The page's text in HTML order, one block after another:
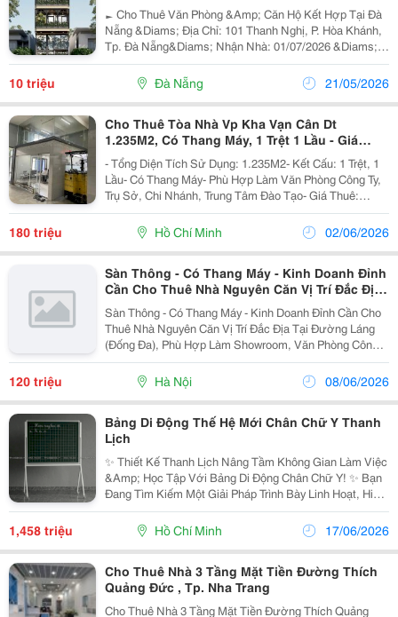
► Cho Thuê Văn Phòng &Amp; Căn Hộ Kết Hợp Tại Đà
Nẵng &Diams; Địa Chỉ: 101 Thanh Nghị, P. Hòa Khánh,
Tp. Đà Nẵng&Diams; Nhận Nhà: 01/07/2026 &Diams;
Phù Hợp:✔ Công Ty Vừa Làm Văn Phòng Vừa Ở✔
Startup &Ndash; Văn Phòng Đại Diện✔ Trung Tâm Đào
10 triệu Đà Nẵng 21/05/2026
Cho Thuê Tòa Nhà Vp Kha Vạn Cân Dt
1.235M2, Có Thang Máy, 1 Trệt 1 Lầu - Giá
Thuê 200Tr/Tháng
- Tổng Diện Tích Sử Dụng: 1.235M2- Kết Cấu: 1 Trệt, 1
Lầu- Có Thang Máy- Phù Hợp Làm Văn Phòng Công Ty,
Trụ Sở, Chi Nhánh, Trung Tâm Đào Tạo- Giá Thuê:
180Triệu Đồng/Thángđiều Kiện Thuê:- Thời Hạn Thuê
Tối Thiểu: 3 Năm- Đặt Cọc: 3 Tháng- Thanh Toán:...
180 triệu Hồ Chí Minh 02/06/2026
Sàn Thông - Có Thang Máy - Kinh Doanh Đỉnh
Cần Cho Thuê Nhà Nguyên Căn Vị Trí Đắc Địa
Tại Đường Láng (Đống Đa),
Sàn Thông - Có Thang Máy - Kinh Doanh Đỉnh Cần Cho
Thuê Nhà Nguyên Căn Vị Trí Đắc Địa Tại Đường Láng
(Đống Đa), Phù Hợp Làm Showroom, Văn Phòng Công
Ty, Trung Tâm Đào Tạo, Thẩm Mỹ Viện, Phòng Khám...
120 triệu Hà Nội 08/06/2026
Bảng Di Động Thế Hệ Mới Chân Chữ Y Thanh
Lịch
✨ Thiết Kế Thanh Lịch Nâng Tầm Không Gian Làm Việc
&Amp; Học Tập Với Bảng Di Động Chân Chữ Y! ✨ Bạn
Đang Tìm Kiếm Một Giải Pháp Trình Bày Linh Hoạt, Hiện
Đại Nhưng Vẫn Đảm Bảo Sự Sang Trọng Cho Văn
Phòng, Phòng Họp Hay Trung Tâm Đào Tạo Của Mình?
1,458 triệu Hồ Chí Minh 17/06/2026
Cho Thuê Nhà 3 Tầng Mặt Tiền Đường Thích
Quảng Đức , Tp. Nha Trang
Cho Thuê Nhà 3 Tầng Mặt Tiền Đường Thích Quảng